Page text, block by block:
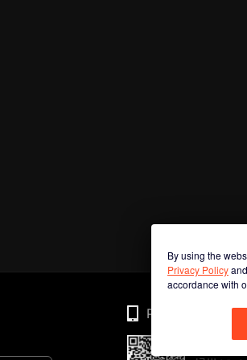
By using the
Privacy Policy
accordance with
Phone